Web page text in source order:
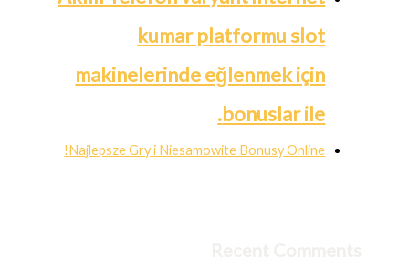
kumar platformu slot
makinelerinde eğlenmek için
bonuslar ile.
Najlepsze Gry i Niesamowite Bonusy Online!